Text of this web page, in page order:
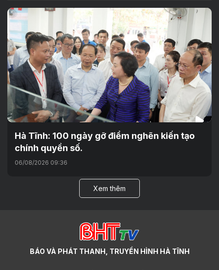
Hà Tĩnh: 100 ngày gỡ điểm nghẽn kiến tạo
chính quyền số.
06/08/2026 09:36
Xem thêm
BÁO VÀ PHÁT THANH, TRUYỀN HÌNH HÀ TĨNH